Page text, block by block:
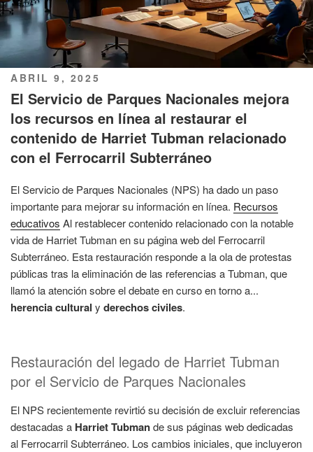
PUBLICADO
EL
ABRIL 9, 2025
El Servicio de Parques Nacionales mejora
los recursos en línea al restaurar el
contenido de Harriet Tubman relacionado
con el Ferrocarril Subterráneo
El Servicio de Parques Nacionales (NPS) ha dado un paso
importante para mejorar su información en línea. Recursos
educativos Al restablecer contenido relacionado con la notable
vida de Harriet Tubman en su página web del Ferrocarril
Subterráneo. Esta restauración responde a la ola de protestas
públicas tras la eliminación de las referencias a Tubman, que
llamó la atención sobre el debate en curso en torno a...
herencia cultural y derechos civiles.
Restauración del legado de Harriet Tubman
por el Servicio de Parques Nacionales
El NPS recientemente revirtió su decisión de excluir referencias
destacadas a Harriet Tubmande sus páginas web dedicadas
al Ferrocarril Subterráneo. Los cambios iniciales, que incluyeron